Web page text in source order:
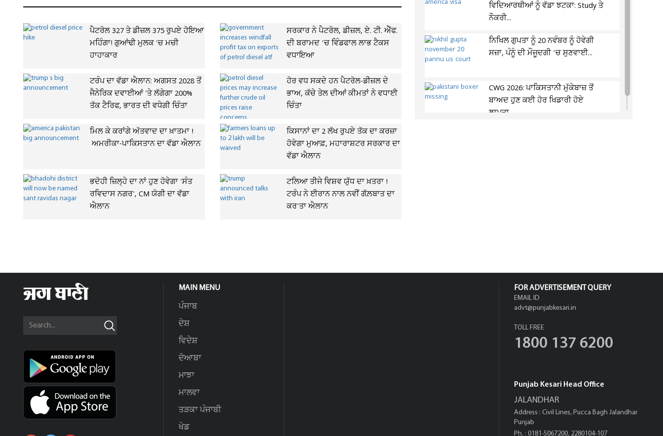
ਪੈਟਰੋਲ 327 ਤੇ ਡੀਜ਼ਲ 375 ਰੁਪਏ ਹੋਇਆ
ਮਹਿੰਗਾ! ਗੁਆਂਢੀ ਮੁਲਕ 'ਚ ਮਚੀ
ਹਾਹਾਕਾਰ
ਸਰਕਾਰ ਨੇ ਪੈਟਰੋਲ, ਡੀਜ਼ਲ, ਏ. ਟੀ. ਐੱਫ.
ਦੀ ਬਰਾਮਦ ’ਚ ਵਿੰਡਫਾਲ ਲਾਭ ਟੈਕਸ
ਵਧਾਇਆ
ਟਰੰਪ ਦਾ ਵੱਡਾ ਐਲਾਨ: ਅਗਸਤ 2028 ਤੋਂ
ਜੈਨੇਰਿਕ ਦਵਾਈਆਂ 'ਤੇ ਲੱਗੇਗਾ 200%
ਤੱਕ ਟੈਰਿਫ, ਭਾਰਤ ਦੀ ਵਧੇਗੀ ਚਿੰਤਾ
ਹੋਰ ਵਧ ਸਕਦੇ ਹਨ ਪੈਟਰੋਲ-ਡੀਜ਼ਲ ਦੇ
ਭਾਅ, ਕੱਚੇ ਤੇਲ ਦੀਆਂ ਕੀਮਤਾਂ ਨੇ ਵਧਾਈ
ਚਿੰਤਾ
ਮਿਲ ਕੇ ਕਰਾਂਗੇ ਅੱਤਵਾਦ ਦਾ ਖ਼ਾਤਮਾ !
ਅਮਰੀਕਾ-ਪਾਕਿਸਤਾਨ ਦਾ ਵੱਡਾ ਐਲਾਨ
ਕਿਸਾਨਾਂ ਦਾ 2 ਲੱਖ ਰੁਪਏ ਤੱਕ ਦਾ ਕਰਜ਼ਾ
ਹੋਵੇਗਾ ਮੁਆਫ਼, ਮਹਾਰਾਸ਼ਟਰ ਸਰਕਾਰ ਦਾ
ਵੱਡਾ ਐਲਾਨ
ਭਦੋਹੀ ਜ਼ਿਲ੍ਹੇ ਦਾ ਨਾਂ ਹੁਣ ਹੋਵੇਗਾ 'ਸੰਤ
ਰਵਿਦਾਸ ਨਗਰ', CM ਯੋਗੀ ਦਾ ਵੱਡਾ
ਐਲਾਨ
ਟਲਿਆ ਤੀਜੇ ਵਿਸ਼ਵ ਯੁੱਧ ਦਾ ਖ਼ਤਰਾ !
ਟਰੰਪ ਨੇ ਈਰਾਨ ਨਾਲ ਨਵੀਂ ਗੱਲ਼ਬਾਤ ਦਾ
ਕਰ'ਤਾ ਐਲਾਨ
ਵਿਦਿਆਰਥੀਆਂ ਨੂੰ ਵੱਡਾ ਝਟਕਾ: Study ਤੇ
ਨੌਕਰੀ...
ਨਿਖਿਲ ਗੁਪਤਾ ਨੂੰ 20 ਨਵੰਬਰ ਨੂੰ ਹੋਵੇਗੀ
ਸਜ਼ਾ, ਪੰਨੂੰ ਦੀ ਮੌਜੂਦਗੀ ’ਚ ਸੁਣਵਾਈ...
CWG 2026: ਪਾਕਿਸਤਾਨੀ ਮੁੱਕੇਬਾਜ਼ ਤੋਂ
ਬਾਅਦ ਹੁਣ ਕਈ ਹੋਰ ਖਿਡਾਰੀ ਹੋਏ
ਲਾਪਤਾ,...
MAIN MENU
ਪੰਜਾਬ
ਦੇਸ਼
ਵਿਦੇਸ਼
ਦੋਆਬਾ
ਮਾਝਾ
ਮਾਲਵਾ
ਤੜਕਾ ਪੰਜਾਬੀ
ਖੇਡ
FOR ADVERTISEMENT QUERY
EMAIL ID
advt@punjabkesari.in
TOLL FREE
1800 137 6200
Punjab Kesari Head Office
JALANDHAR
Address : Civil Lines, Pucca Bagh Jalandhar
Punjab
Ph. : 0181-5067200, 2280104-107